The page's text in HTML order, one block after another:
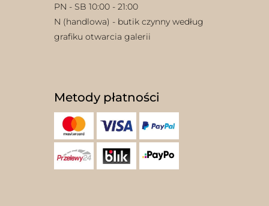
PN - SB 10:00 - 21:00
N (handlowa) - butik czynny według
grafiku otwarcia galerii
Metody płatności